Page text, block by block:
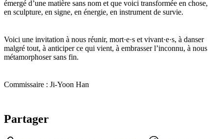
émergé d’une matière sans nom et que voici transformée en chose,
en sculpture, en signe, en énergie, en instrument de survie.
Voici une invitation à nous réunir, mort·e·s et vivant·e·s, à danser
malgré tout, à anticiper ce qui vient, à embrasser l’inconnu, à nous
métamorphoser sans fin.
​Commissaire : Ji-Yoon Han
Partager